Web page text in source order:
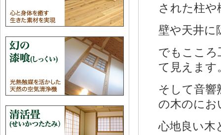
された柱や
壁や天井
でもこころ
て見えます
そして音響
の木のにお
心地良い木